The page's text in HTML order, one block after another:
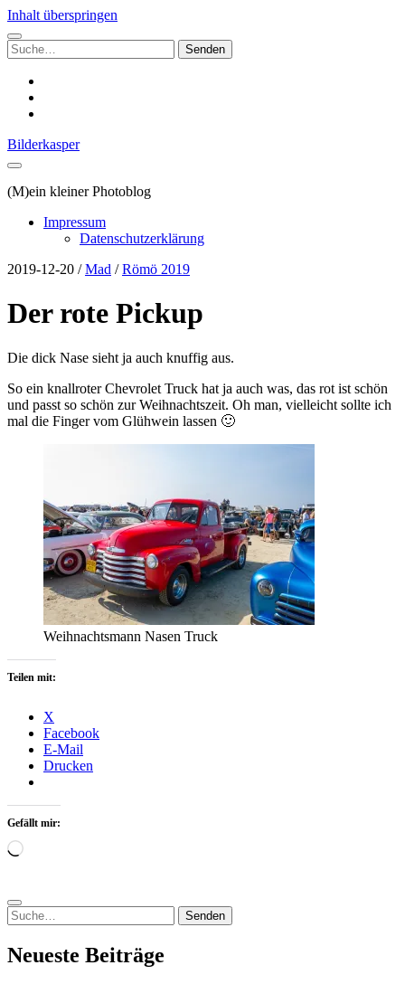
Inhalt überspringen
Suchen
nach:
Bilderkasper
(M)ein kleiner Photoblog
Impressum
Datenschutzerklärung
2019-12-20 /Mad /Römö 2019
Der rote Pickup
Die dick Nase sieht ja auch knuffig aus.
So ein knallroter Chevrolet Truck hat ja auch was, das rot ist schön
und passt so schön zur Weihnachtszeit. Oh man, vielleicht sollte ich
mal die Finger vom Glühwein lassen 🙂
Weihnachtsmann Nasen Truck
Teilen mit:
X
Facebook
E-Mail
Drucken
Gefällt mir:
Wird
Suchen
nach:
Neueste Beiträge